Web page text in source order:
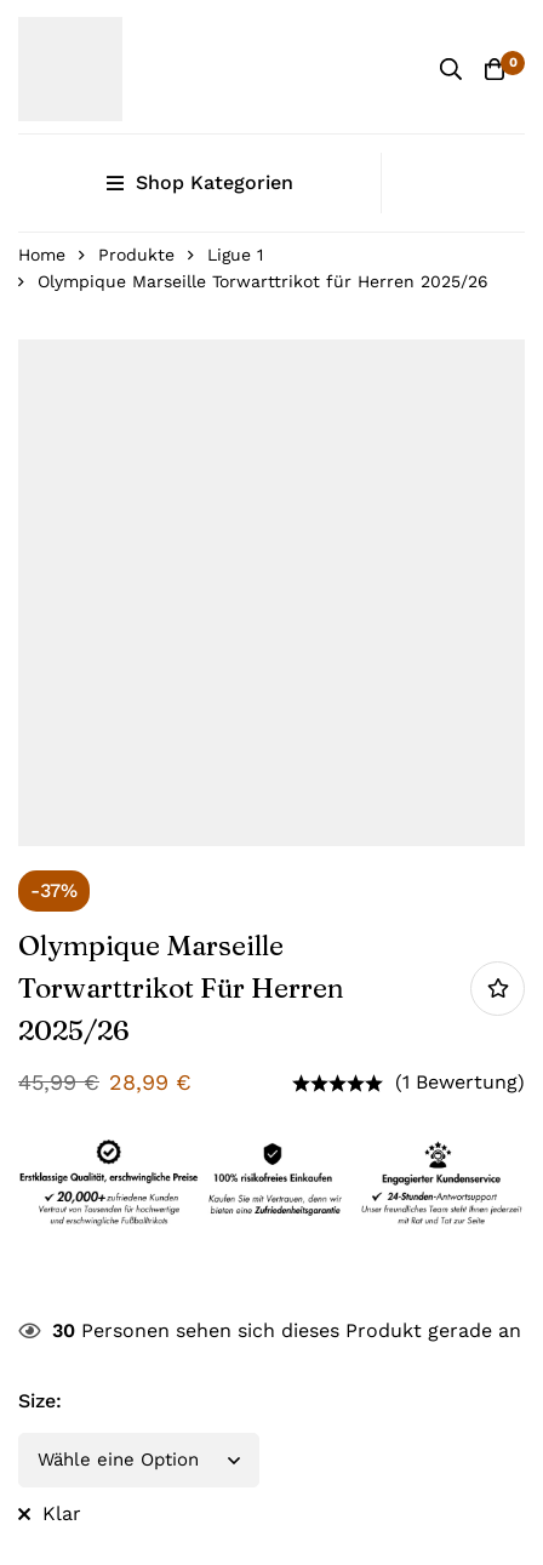
0
Shop Kategorien
Home Produkte
Ligue 1
Olympique Marseille Torwarttrikot für Herren 2025/26
-37%
Olympique Marseille
Torwarttrikot Für Herren
2025/26
45,99€ 28,99 € (1 Bewertung)
30 Personen sehen sich dieses Produkt gerade an
Size:
Klar